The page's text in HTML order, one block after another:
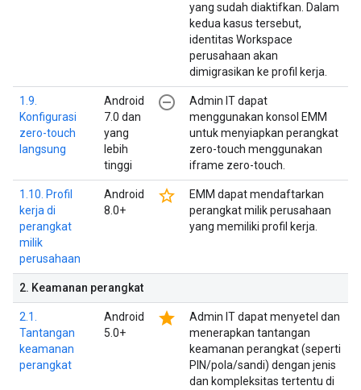
yang sudah diaktifkan. Dalam
kedua kasus tersebut,
identitas Workspace
perusahaan akan
dimigrasikan ke profil kerja.
1.9.
Konfigurasi
zero-touch
langsung
Android
7.0 dan
yang
lebih
tinggi
remove_circle_outline
Admin IT dapat
menggunakan konsol EMM
untuk menyiapkan perangkat
zero-touch menggunakan
iframe zero-touch.
1.10. Profil
kerja di
perangkat
milik
perusahaan
Android
8.0+
star_border
EMM dapat mendaftarkan
perangkat milik perusahaan
yang memiliki profil kerja.
2. Keamanan perangkat
2.1.
Tantangan
keamanan
perangkat
Android
5.0+
star
Admin IT dapat menyetel dan
menerapkan tantangan
keamanan perangkat (seperti
PIN/pola/sandi) dengan jenis
dan kompleksitas tertentu di